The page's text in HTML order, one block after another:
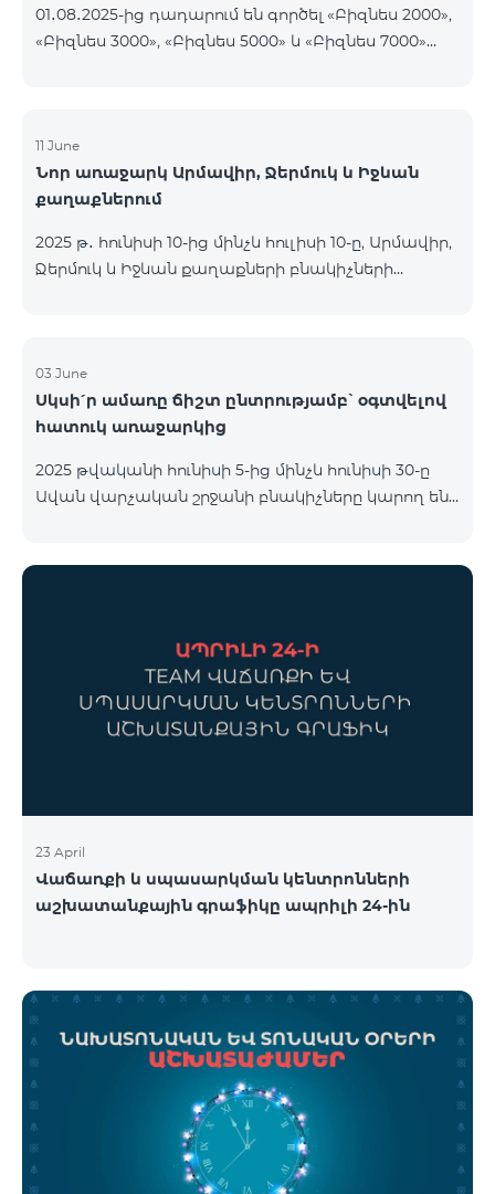
01․08․2025-ից դադարում են գործել «Բիզնես 2000»,
«Բիզնես 3000», «Բիզնես 5000» և «Բիզնես 7000»
ստորև ներկայացված աղյուսակի․ Հին
սակագնային փաթեթ Նոր սակագնային փաթեթ
Բիզնես 2000 PRO 1900 Բիզնես 3000 Pro Special 1
11 June
Նոր առաջարկ Արմավիր, Ջերմուկ և Իջևան
քաղաքներում
2025 թ․ հունիսի 10-ից մինչև հուլիսի 10-ը, Արմավիր,
Ջերմուկ և Իջևան քաղաքների բնակիչների
9900 Regional Ակցիայի շրջանակում
առաջարկվում է 50% զեղչ առաջին 6 ամիսների
համար, 12 ամիս բաժանորդագրության դեպքում։
ներառումներին մանրամասն ծանոթանալու
համար կարող եք անցնել հետևյալ հղմամբ՝
է մինչև 1
03 June
Սկսի՛ր ամառը ճիշտ ընտրությամբ՝ օգտվելով
հատուկ առաջարկից
2025 թվականի հունիսի 5-ից մինչև հունիսի 30-ը
Ավան վարչական շրջանի բնակիչները կարող են
50% զեղչ, Հաջորդ 6 ամիսների ընթացքում՝ 25%
ներառումներին մանրամասն ծանոթանալու
համար կարող եք անցնել հետևյալ հղմամբ՝
23 April
Վաճառքի և սպասարկման կենտրոնների
աշխատանքային գրաֆիկը ապրիլի 24-ին